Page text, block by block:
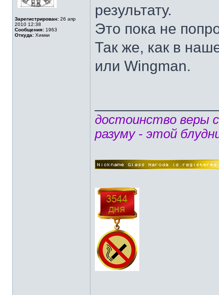
Зарегистрирован: 26 апр
2010 12:38
Сообщения: 1963
Откуда: Химки
результату.
Это пока не
Так же, как в
или Wingman.
достоинство веры
разуму - этой